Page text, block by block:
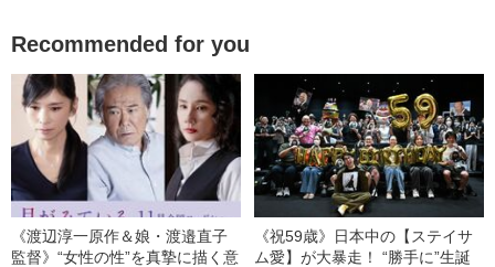
Recommended for you
《渡辺淳一原作＆娘・渡邉直子
監督》“女性の性”を真摯に描く意
《祝59歳》日本中の【ステイサ
ム愛】が大暴走！ “勝手に”生誕